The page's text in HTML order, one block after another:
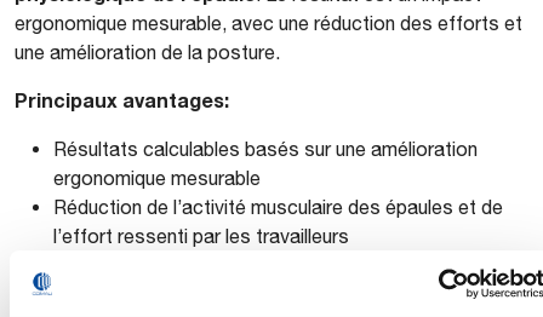
ergonomique mesurable, avec une réduction des efforts et
une amélioration de la posture.
Principaux avantages:
Résultats calculables basés sur une amélioration
ergonomique mesurable
Réduction de l’activité musculaire des épaules et de
l’effort ressenti par les travailleurs
Facilite une précision, une qualité et une performance